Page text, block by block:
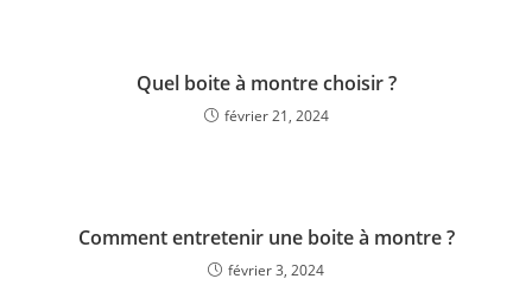
Quel boite à montre choisir ?
février 21, 2024
Comment entretenir une boite à montre ?
février 3, 2024